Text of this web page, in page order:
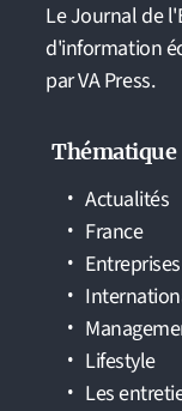
Le Journal de
d'information
par VA Press.
Thématique
Actualités
France
Entreprises
Lifestyle
Les